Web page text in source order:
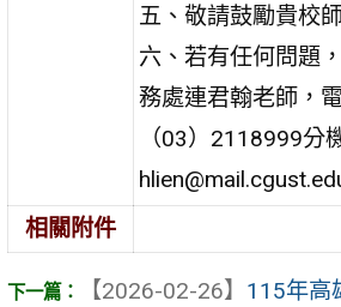
五、敬請鼓勵貴校
六、若有任何問題
務處連君翰老師，
（03）2118999分
相關附件
【2026-02-26】 115年高